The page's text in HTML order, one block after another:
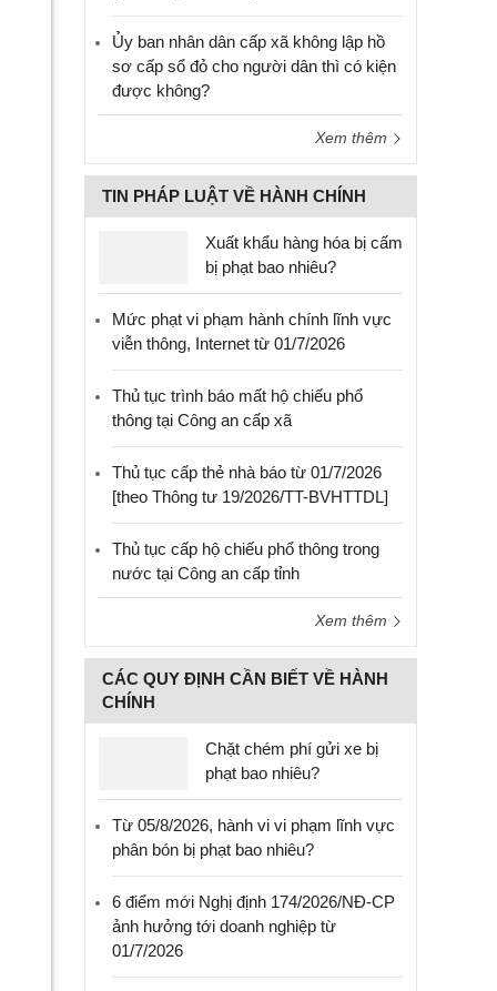
Ủy ban nhân dân cấp xã không lập hồ
sơ cấp sổ đỏ cho người dân thì có kiện
được không?
Xem thêm
TIN PHÁP LUẬT VỀ HÀNH CHÍNH
Xuất khẩu hàng hóa bị cấm
bị phạt bao nhiêu?
Mức phạt vi phạm hành chính lĩnh vực
viễn thông, Internet từ 01/7/2026
Thủ tục trình báo mất hộ chiếu phổ
thông tại Công an cấp xã
Thủ tục cấp thẻ nhà báo từ 01/7/2026
[theo Thông tư 19/2026/TT-BVHTTDL]
Thủ tục cấp hộ chiếu phổ thông trong
nước tại Công an cấp tỉnh
Xem thêm
CÁC QUY ĐỊNH CẦN BIẾT VỀ HÀNH
CHÍNH
Chặt chém phí gửi xe bị
phạt bao nhiêu?
Từ 05/8/2026, hành vi vi phạm lĩnh vực
phân bón bị phạt bao nhiêu?
6 điểm mới Nghị định 174/2026/NĐ-CP
ảnh hưởng tới doanh nghiệp từ
01/7/2026